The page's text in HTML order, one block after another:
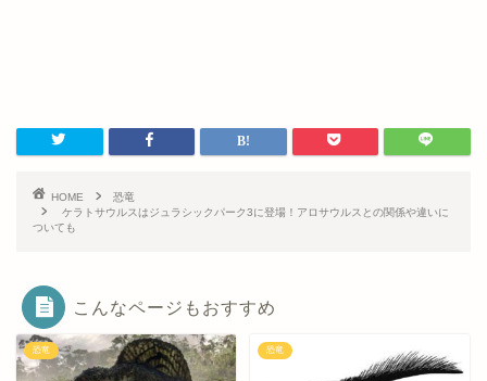
HOME
恐竜
ケラトサウルスはジュラシックパーク3に登場！アロサウルスとの関係や違いに
ついても
こんなページもおすすめ
恐竜 恐竜